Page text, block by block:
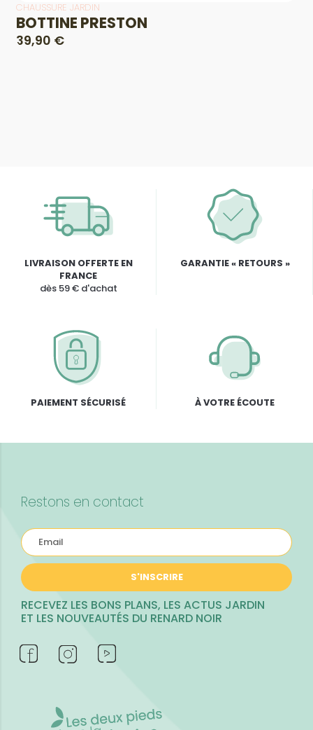
CHAUSSURE JARDIN
BOTTINE PRESTON
39,90 €
LIVRAISON OFFERTE EN
FRANCE
dès 59 € d'achat
GARANTIE « RETOURS »
PAIEMENT SÉCURISÉ À VOTRE ÉCOUTE
Restons en contact
S'INSCRIRE
RECEVEZ LES BONS PLANS, LES ACTUS JARDIN
ET LES NOUVEAUTÉS DU RENARD NOIR